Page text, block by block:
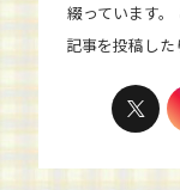
綴っています
記事を投稿した